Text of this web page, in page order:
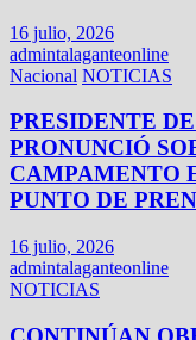
16 julio, 2026
admintalaganteonline
Nacional NOTICIAS
PRESIDENTE
PRONUNCIÓ
CAMPAMENTO
PUNTO DE
16 julio, 2026
admintalaganteonline
NOTICIAS